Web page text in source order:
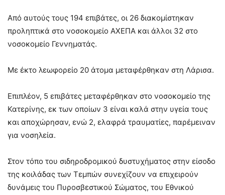
Από αυτούς τους 194 επιβάτες, οι 26 διακομίστηκαν
προληπτικά στο νοσοκομείο ΑΧΕΠΑ και άλλοι 32 στο
νοσοκομείο Γεννηματάς.
Με έκτο λεωφορείο 20 άτομα μεταφέρθηκαν στη Λάρισα.
Επιπλέον, 5 επιβάτες μεταφέρθηκαν στο νοσοκομείο της
Κατερίνης, εκ των οποίων 3 είναι καλά στην υγεία τους
και αποχώρησαν, ενώ 2, ελαφρά τραυματίες, παρέμειναν
για νοσηλεία.
Στον τόπο του σιδηροδρομικού δυστυχήματος στην είσοδο
της κοιλάδας των Τεμπών συνεχίζουν να επιχειρούν
δυνάμεις του Πυροσβεστικού Σώματος, του Εθνικού